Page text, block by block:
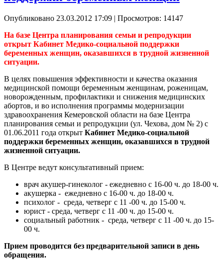
Опубликовано 23.03.2012 17:09 | Просмотров: 14147
На базе Центра планирования семьи и репродукции
открыт Кабинет Медико-социальной поддержки
беременных женщин, оказавшихся в трудной жизненной
ситуации.
В целях повышения эффективности и качества оказания
медицинской помощи беременным женщинам, роженицам,
новорожденным, профилактики и снижения медицинских
абортов, и во исполнения программы модернизации
здравоохранения Кемеровской области на базе Центра
планирования семьи и репродукции (ул. Чехова, дом № 2) с
01.06.2011 года открыт Кабинет Медико-социальной
поддержки беременных женщин, оказавшихся в трудной
жизненной ситуации.
В Центре ведут консультативный прием:
врач акушер-гинеколог - ежедневно с 16-00 ч. до 18-00 ч.
акушерка - ежедневно с 16-00 ч. до 18-00 ч.
психолог - среда, четверг с 11 -00 ч. до 15-00 ч.
юрист - среда, четверг с 11 -00 ч. до 15-00 ч.
социальный работник - среда, четверг с 11 -00 ч. до 15-
00 ч.
Прием проводится без предварительной записи в день
обращения.